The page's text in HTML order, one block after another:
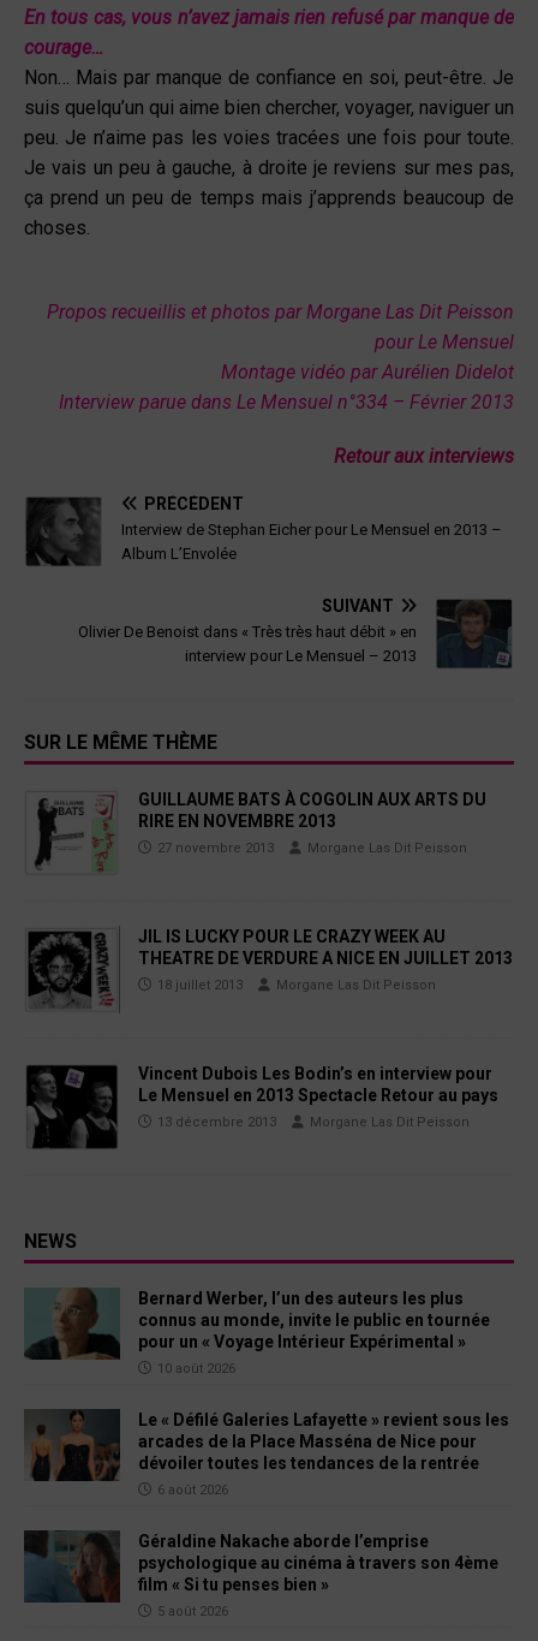
En tous cas, vous n’avez jamais rien refusé par manquede
courage…
Non… Mais par manque de confiance en soi, peut-être. Je
suis quelqu’un qui aime bien chercher, voyager, naviguer un
peu. Je n’aime pas les voies tracées une fois pour toute.
Je vais un peu à gauche, à droite je reviens sur mes pas,
ça prend un peu de temps mais j’apprends beaucoup de
choses.
Propos recueillis et photos par Morgane Las Dit Peisson
pour Le Mensuel
Montage vidéo par Aurélien Didelot
Interview parue dans Le Mensuel n°334 – Février 2013
Retour aux interviews
PRÉCÉDENT
Interview de Stephan Eicher pour Le Mensuel en 2013 –
Album L’Envolée
SUIVANT
Olivier De Benoist dans « Très très haut débit » en
interview pour Le Mensuel – 2013
SUR LE MÊME THÈME
GUILLAUME BATS À COGOLIN AUX ARTS DU
RIRE EN NOVEMBRE 2013
27 novembre 2013 Morgane Las Dit Peisson
JIL IS LUCKY POUR LE CRAZY WEEK AU
THEATRE DE VERDURE A NICE EN JUILLET 2013
18 juillet 2013 Morgane Las Dit Peisson
Vincent Dubois Les Bodin’s en interview pour
Le Mensuel en 2013 Spectacle Retour au pays
13 décembre 2013 Morgane Las Dit Peisson
NEWS
Bernard Werber, l’un des auteurs les plus
connus au monde, invite le public en tournée
pour un « Voyage Intérieur Expérimental »
10 août 2026
Le « Défilé Galeries Lafayette » revient sous les
arcades de la Place Masséna de Nice pour
dévoiler toutes les tendances de la rentrée
6 août 2026
Géraldine Nakache aborde l’emprise
psychologique au cinéma à travers son 4ème
film « Si tu penses bien »
5 août 2026